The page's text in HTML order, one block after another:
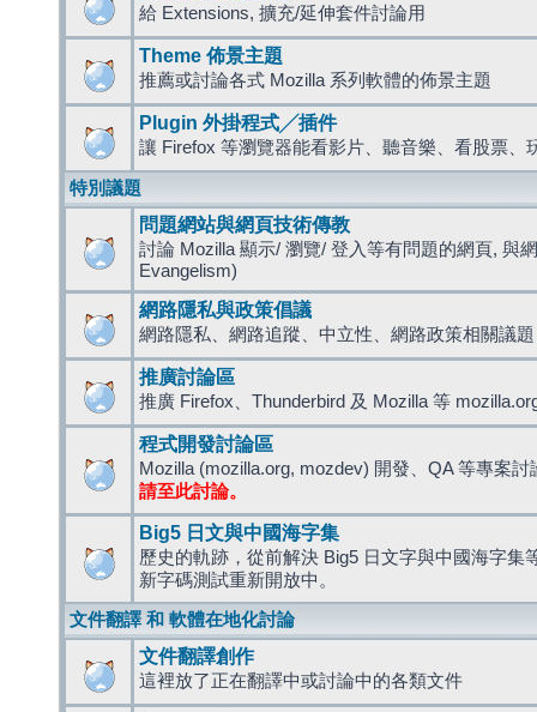
給 Extensions, 擴充/延伸套件討論用
Theme 佈景主題
推薦或討論各式 Mozilla 系列軟體的佈景主題
Plugin 外掛程式╱插件
讓 Firefox 等瀏覽器能看影片、聽音樂、看股票、
特別議題
問題網站與網頁技術傳教
討論 Mozilla 顯示/ 瀏覽/ 登入等有問題的網頁, 與
Evangelism)
網路隱私與政策倡議
網路隱私、網路追蹤、中立性、網路政策相關議題
推廣討論區
推廣 Firefox、Thunderbird 及 Mozilla 等
程式開發討論區
Mozilla (mozilla.org, mozdev) 開發、QA 等專案討
請至此討論。
Big5 日文與中國海字集
歷史的軌跡，從前解決 Big5 日文字與中國海字集
新字碼測試重新開放中。
文件翻譯 和 軟體在地化討論
文件翻譯創作
這裡放了正在翻譯中或討論中的各類文件